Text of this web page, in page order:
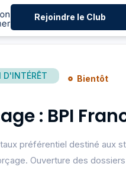
Rejoindre le Club
D'INTÉRÊT Bientôt
: BPI
préférentiel destiné aux
Ouverture des